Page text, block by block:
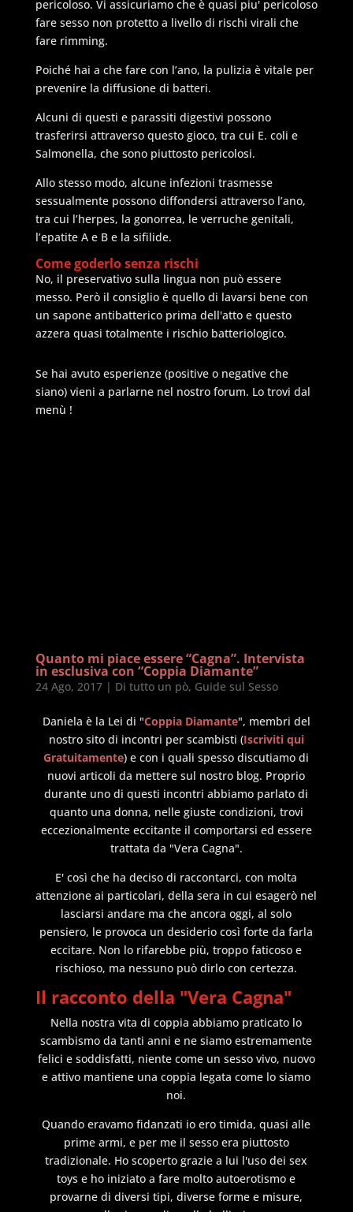
pericoloso. Vi assicuriamo che è quasi piu' pericoloso
fare sesso non protetto a livello di rischi virali che
fare rimming.
Poiché hai a che fare con l’ano, la pulizia è vitale per
prevenire la diffusione di batteri.
Alcuni di questi e parassiti digestivi possono
trasferirsi attraverso questo gioco, tra cui E. coli e
Salmonella, che sono piuttosto pericolosi.
Allo stesso modo, alcune infezioni trasmesse
sessualmente possono diffondersi attraverso l’ano,
tra cui l’herpes, la gonorrea, le verruche genitali,
l’epatite A e B e la sifilide.
Come goderlo senza rischi
No, il preservativo sulla lingua non può essere
messo. Però il consiglio è quello di lavarsi bene con
un sapone antibatterico prima dell'atto e questo
azzera quasi totalmente i rischio batteriologico.
Se hai avuto esperienze (positive o negative che
siano) vieni a parlarne nel nostro forum. Lo trovi dal
menù !
Quanto mi piace essere “Cagna”. Intervista
in esclusiva con “Coppia Diamante”
24 Ago, 2017| Di tutto un pò, Guide sul Sesso
Daniela è la Lei di "Coppia Diamante", membri del
nostro sito di incontri per scambisti (Iscriviti qui
Gratuitamente) e con i quali spesso discutiamo di
nuovi articoli da mettere sul nostro blog. Proprio
durante uno di questi incontri abbiamo parlato di
quanto una donna, nelle giuste condizioni, trovi
eccezionalmente eccitante il comportarsi ed essere
trattata da "Vera Cagna".
E' così che ha deciso di raccontarci, con molta
attenzione ai particolari, della sera in cui esagerò nel
lasciarsi andare ma che ancora oggi, al solo
pensiero, le provoca un desiderio così forte da farla
eccitare. Non lo rifarebbe più, troppo faticoso e
rischioso, ma nessuno può dirlo con certezza.
Il racconto della "Vera Cagna"
Nella nostra vita di coppia abbiamo praticato lo
scambismo da tanti anni e ne siamo estremamente
felici e soddisfatti, niente come un sesso vivo, nuovo
e attivo mantiene una coppia legata come lo siamo
noi.
Quando eravamo fidanzati io ero timida, quasi alle
prime armi, e per me il sesso era piuttosto
tradizionale. Ho scoperto grazie a lui l'uso dei sex
toys e ho iniziato a fare molto autoerotismo e
provarne di diversi tipi, diverse forme e misure,